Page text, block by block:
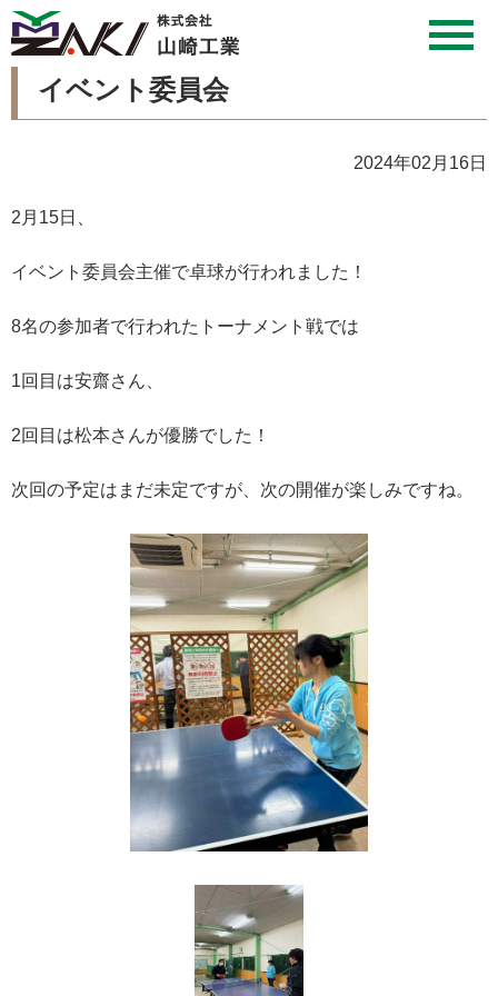
イベント委員会
2024年02月16日
2月15日、
イベント委員会主催で卓球が行われました！
8名の参加者で行われたトーナメント戦では
1回目は安齋さん、
2回目は松本さんが優勝でした！
次回の予定はまだ未定ですが、次の開催が楽しみですね。